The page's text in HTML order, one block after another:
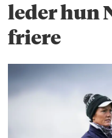
leder hun
friere